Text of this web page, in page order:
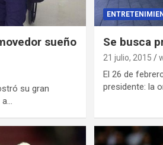
sueño
su gran
a…
Se busca
21 julio, 2015
El 26 de
presidente: la